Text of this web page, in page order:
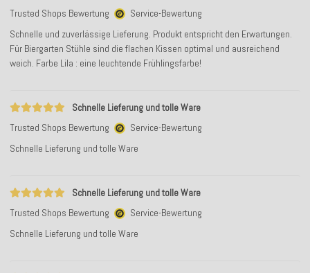
Trusted Shops Bewertung
Service-Bewertung
Schnelle und zuverlässige Lieferung. Produkt entspricht den Erwartungen.
Für Biergarten Stühle sind die flachen Kissen optimal und ausreichend
weich. Farbe Lila : eine leuchtende Frühlingsfarbe!
Schnelle Lieferung und tolle Ware
Trusted Shops Bewertung
Service-Bewertung
Schnelle Lieferung und tolle Ware
Schnelle Lieferung und tolle Ware
Trusted Shops Bewertung
Service-Bewertung
Schnelle Lieferung und tolle Ware